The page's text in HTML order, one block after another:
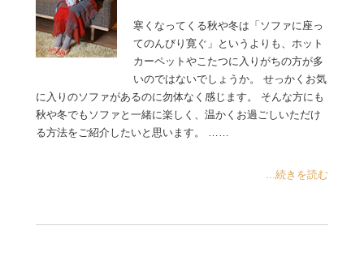
寒くなってくる秋や冬は「ソファに座っ
てのんびり寛ぐ」というよりも、ホット
カーペットやこたつに入りがちの方が多
いのではないでしょうか。 せっかくお気
に入りのソファがあるのに勿体なく感じます。 そんな方にも
秋や冬でもソファと一緒に楽しく、温かくお過ごしいただけ
る方法をご紹介したいと思います。 ……
...続きを読む